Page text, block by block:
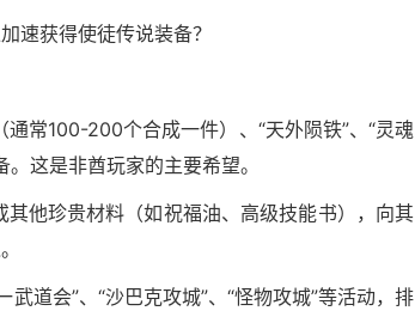
速获得使徒传说装备？
常100-200个合成一件）、“天外陨铁”、“灵魂
这是非酋玩家的主要希望。
他珍贵材料（如祝福油、高级技能书），向其
道会”、“沙巴克攻城”、“怪物攻城”等活动，排